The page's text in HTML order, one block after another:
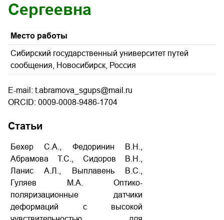
Сергеевна
Место работы
Сибирский государственный университет путей
сообщения, Новосибирск, Россия
E-mail: t.abramova_sgups@mail.ru
ORCID: 0009-0008-9486-1704
Статьи
Бехер С.А., Федоринин В.Н.,
Абрамова Т.С., Сидоров В.Н.,
Ланис А.Л., Выплавень В.С.,
Гуляев М.А. Оптико-
поляризационные датчики
деформаций с высокой